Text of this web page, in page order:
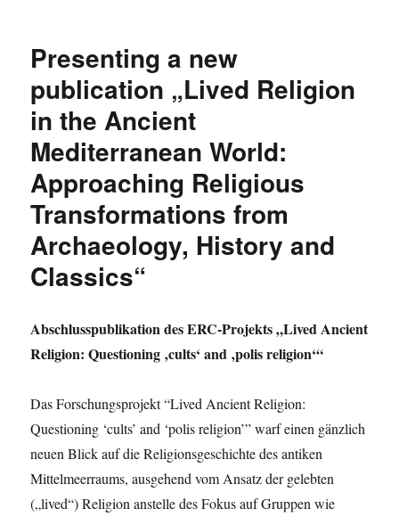
1625-
Presenting a new
publication „Lived Religion
in the Ancient
Mediterranean World:
Approaching Religious
Transformations from
Archaeology, History and
Classics“
Abschlusspublikation des ERC-Projekts „Lived Ancient
Religion: Questioning ‚cults‘ and ‚polis religion‘“
Das Forschungsprojekt “Lived Ancient Religion:
Questioning ‘cults’ and ‘polis religion’” warf einen gänzlich
neuen Blick auf die Religionsgeschichte des antiken
Mittelmeerraums, ausgehend vom Ansatz der gelebten
(„lived“) Religion anstelle des Fokus auf Gruppen wie